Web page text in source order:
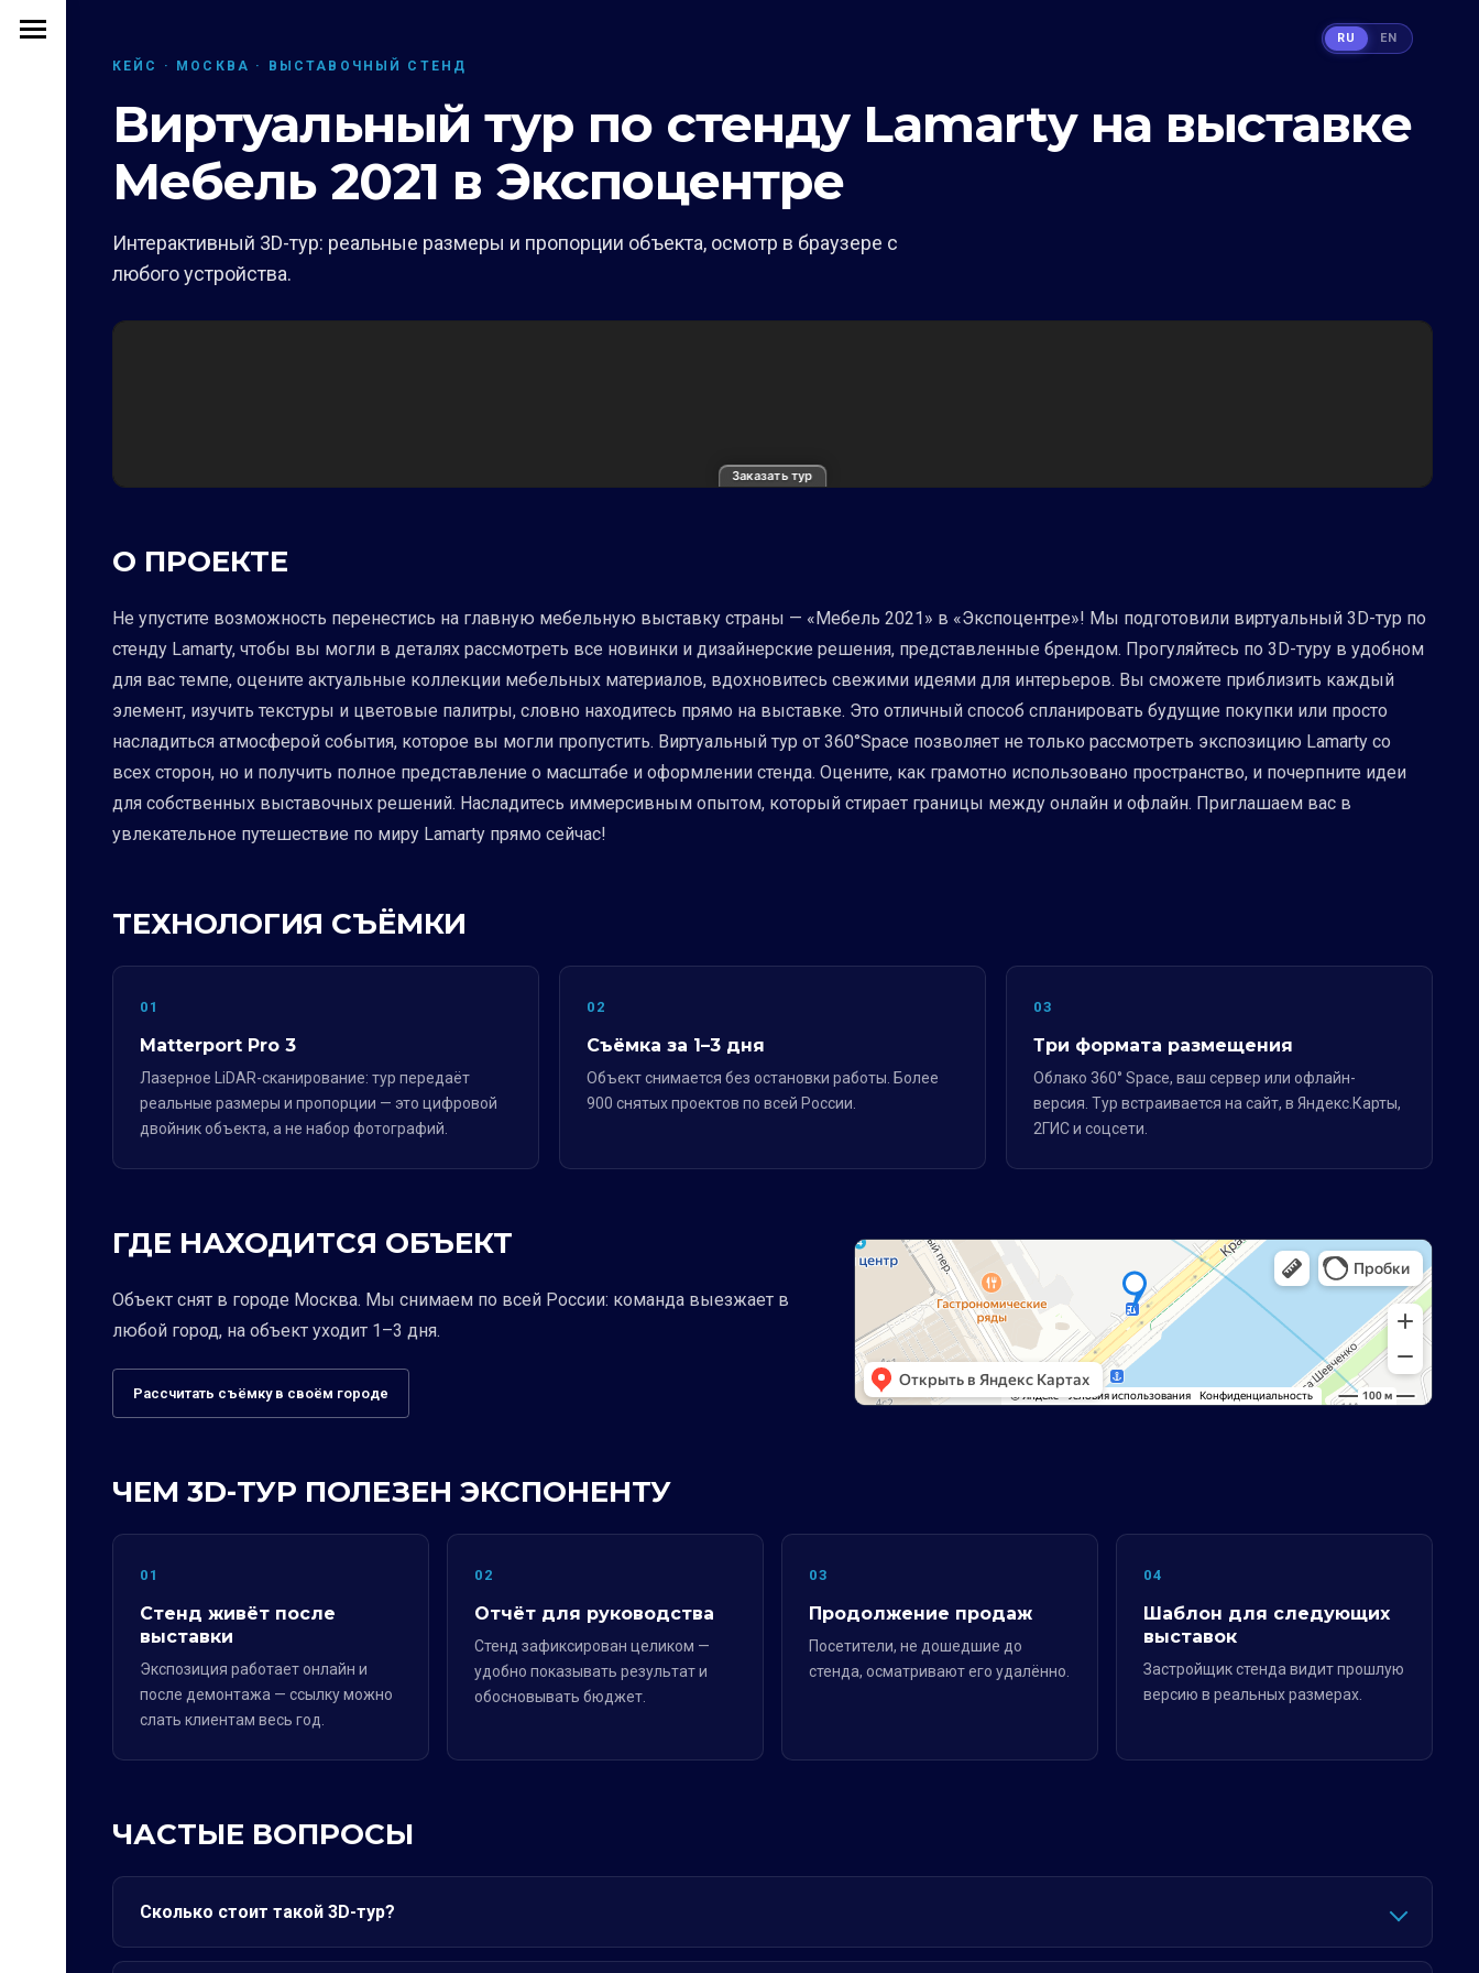
КЕЙС · МОСКВА · ВЫСТАВОЧНЫЙ СТЕНД
Виртуальный тур по стенду Lamarty на выставке
Мебель 2021 в Экспоцентре
Интерактивный 3D-тур: реальные размеры и пропорции объекта, осмотр в браузере с
любого устройства.
Заказать тур
О ПРОЕКТЕ
Не упустите возможность перенестись на главную мебельную выставку страны — «Мебель 2021» в «Экспоцентре»! Мы подготовили виртуальный 3D-тур по
стенду Lamarty, чтобы вы могли в деталях рассмотреть все новинки и дизайнерские решения, представленные брендом. Прогуляйтесь по 3D-туру в удобном
для вас темпе, оцените актуальные коллекции мебельных материалов, вдохновитесь свежими идеями для интерьеров. Вы сможете приблизить каждый
элемент, изучить текстуры и цветовые палитры, словно находитесь прямо на выставке. Это отличный способ спланировать будущие покупки или просто
насладиться атмосферой события, которое вы могли пропустить. Виртуальный тур от 360°Space позволяет не только рассмотреть экспозицию Lamarty со
всех сторон, но и получить полное представление о масштабе и оформлении стенда. Оцените, как грамотно использовано пространство, и почерпните идеи
для собственных выставочных решений. Насладитесь иммерсивным опытом, который стирает границы между онлайн и офлайн. Приглашаем вас в
увлекательное путешествие по миру Lamarty прямо сейчас!
ТЕХНОЛОГИЯ СЪЁМКИ
01
Matterport Pro 3
Лазерное LiDAR-сканирование: тур передаёт
реальные размеры и пропорции — это цифровой
двойник объекта, а не набор фотографий.
02
Съёмка за 1–3 дня
Объект снимается без остановки работы. Более
900 снятых проектов по всей России.
03
Три формата размещения
Облако 360° Space, ваш сервер или офлайн-
версия. Тур встраивается на сайт, в Яндекс.Карты,
2ГИС и соцсети.
ГДЕ НАХОДИТСЯ ОБЪЕКТ
Объект снят в городе Москва. Мы снимаем по всей России: команда выезжает в
любой город, на объект уходит 1–3 дня.
Рассчитать съёмку в своём городе
ЧЕМ 3D-ТУР ПОЛЕЗЕН ЭКСПОНЕНТУ
01
Стенд живёт после
выставки
Экспозиция работает онлайн и
после демонтажа — ссылку можно
слать клиентам весь год.
02
Отчёт для руководства
Стенд зафиксирован целиком —
удобно показывать результат и
обосновывать бюджет.
03
Продолжение продаж
Посетители, не дошедшие до
стенда, осматривают его удалённо.
04
Шаблон для следующих
выставок
Застройщик стенда видит прошлую
версию в реальных размерах.
ЧАСТЫЕ ВОПРОСЫ
Сколько стоит такой 3D-тур?
RU EN